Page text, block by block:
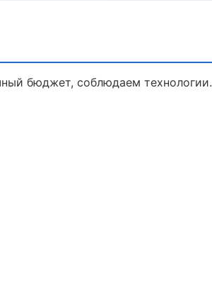
бюджет, соблюдаем технологии.